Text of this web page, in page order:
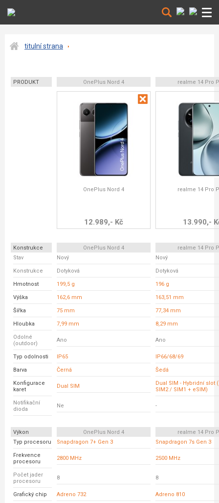
titulní strana
PRODUKT OnePlus Nord 4 realme 14 Pro
OnePlus Nord 4
12.989,- Kč
realme 14 Pro
13.990,-
Konstrukce OnePlus Nord 4
realme 14 Pro
Stav
Nový Nový
Konstrukce Dotyková Dotyková
Hmotnost 199,5 g 196 g
Výška 162,6 mm 163,51 mm
Šířka 75 mm 77,34 mm
Hloubka 7,99 mm 8,29 mm
Odolné
(outdoor)
Ano Ano
Typ odolnosti IP65 IP66/68/69
Barva Černá Šedá
Konfigurace
karet
Dual SIM
Dual SIM - Hybridní slot
SIM2 / SIM1 + eSIM)
Notifikační
dioda
Ne -
Výkon OnePlus Nord 4
realme 14 Pro
Typ procesoru
Snapdragon 7+ Gen 3 Snapdragon 7s Gen 3
Frekvence
procesoru
2800 MHz 2500 MHz
Počet jader
procesoru
8 8
Grafický chip Adreno 732 Adreno 810